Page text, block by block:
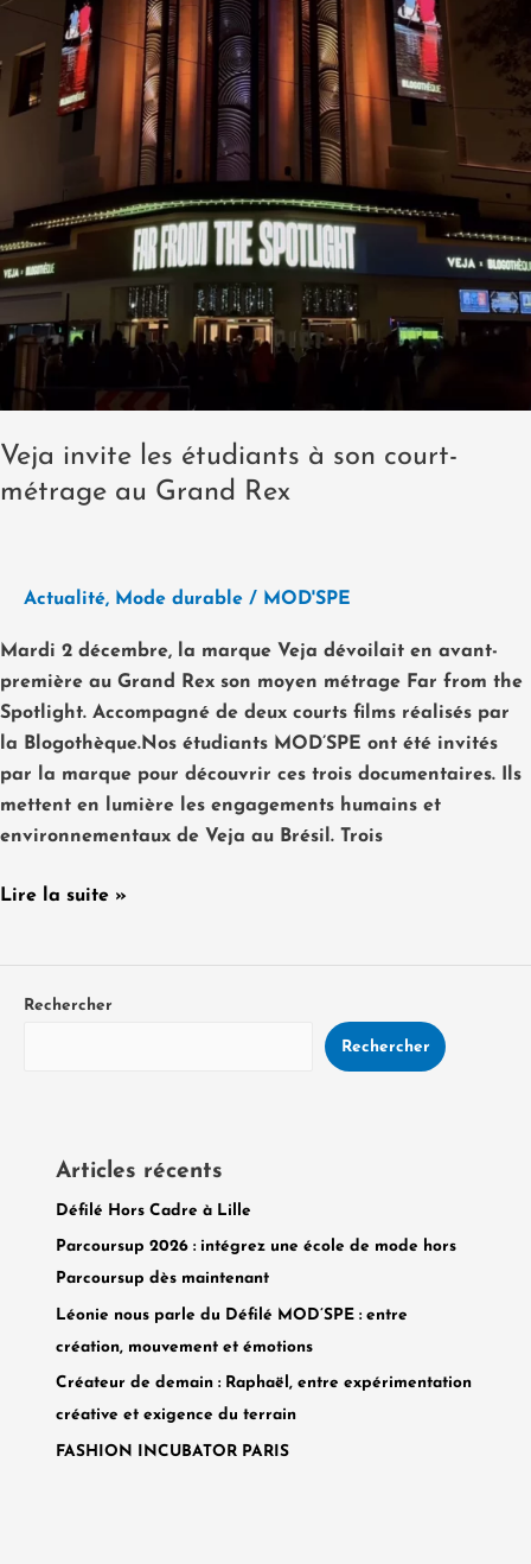
Veja invite les étudiants à son court-
métrage au Grand Rex
Actualité, Mode durable / MOD'SPE
Mardi 2 décembre, la marque Veja dévoilait en avant-
première au Grand Rex son moyen métrage Far from the
Spotlight. Accompagné de deux courts films réalisés par
la Blogothèque.Nos étudiants MOD’SPE ont été invités
par la marque pour découvrir ces trois documentaires. Ils
mettent en lumière les engagements humains et
environnementaux de Veja au Brésil. Trois
Lire la suite »
Rechercher
Rechercher
Articles récents
Défilé Hors Cadre à Lille
Parcoursup 2026 : intégrez une école de mode hors
Parcoursup dès maintenant
Léonie nous parle du Défilé MOD’SPE : entre
création, mouvement et émotions
Créateur de demain : Raphaël, entre expérimentation
créative et exigence du terrain
FASHION INCUBATOR PARIS